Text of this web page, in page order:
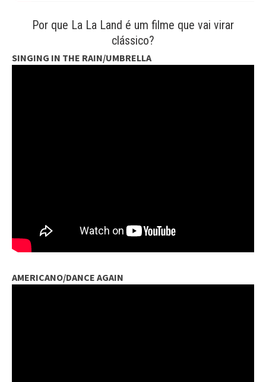
Por que La La Land é um filme que vai virar
clássico?
SINGING IN THE RAIN/UMBRELLA
AMERICANO/DANCE AGAIN